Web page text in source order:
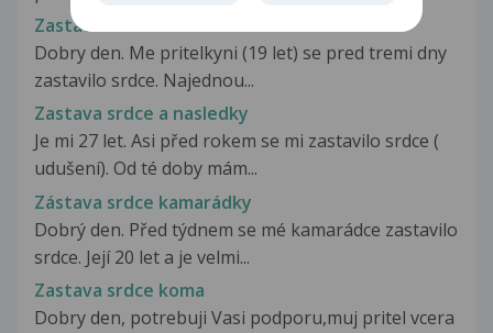
Zastava srdce a krvaceni z ust
Dobry den. Me pritelkyni (19 let) se pred tremi dny
zastavilo srdce. Najednou...
Zastava srdce a nasledky
Je mi 27 let. Asi před rokem se mi zastavilo srdce (
udušení). Od té doby mám...
Zástava srdce kamarádky
Dobrý den. Před týdnem se mé kamarádce zastavilo
srdce. Její 20 let a je velmi...
Zastava srdce koma
Dobry den, potrebuji Vasi podporu,muj pritel vcera